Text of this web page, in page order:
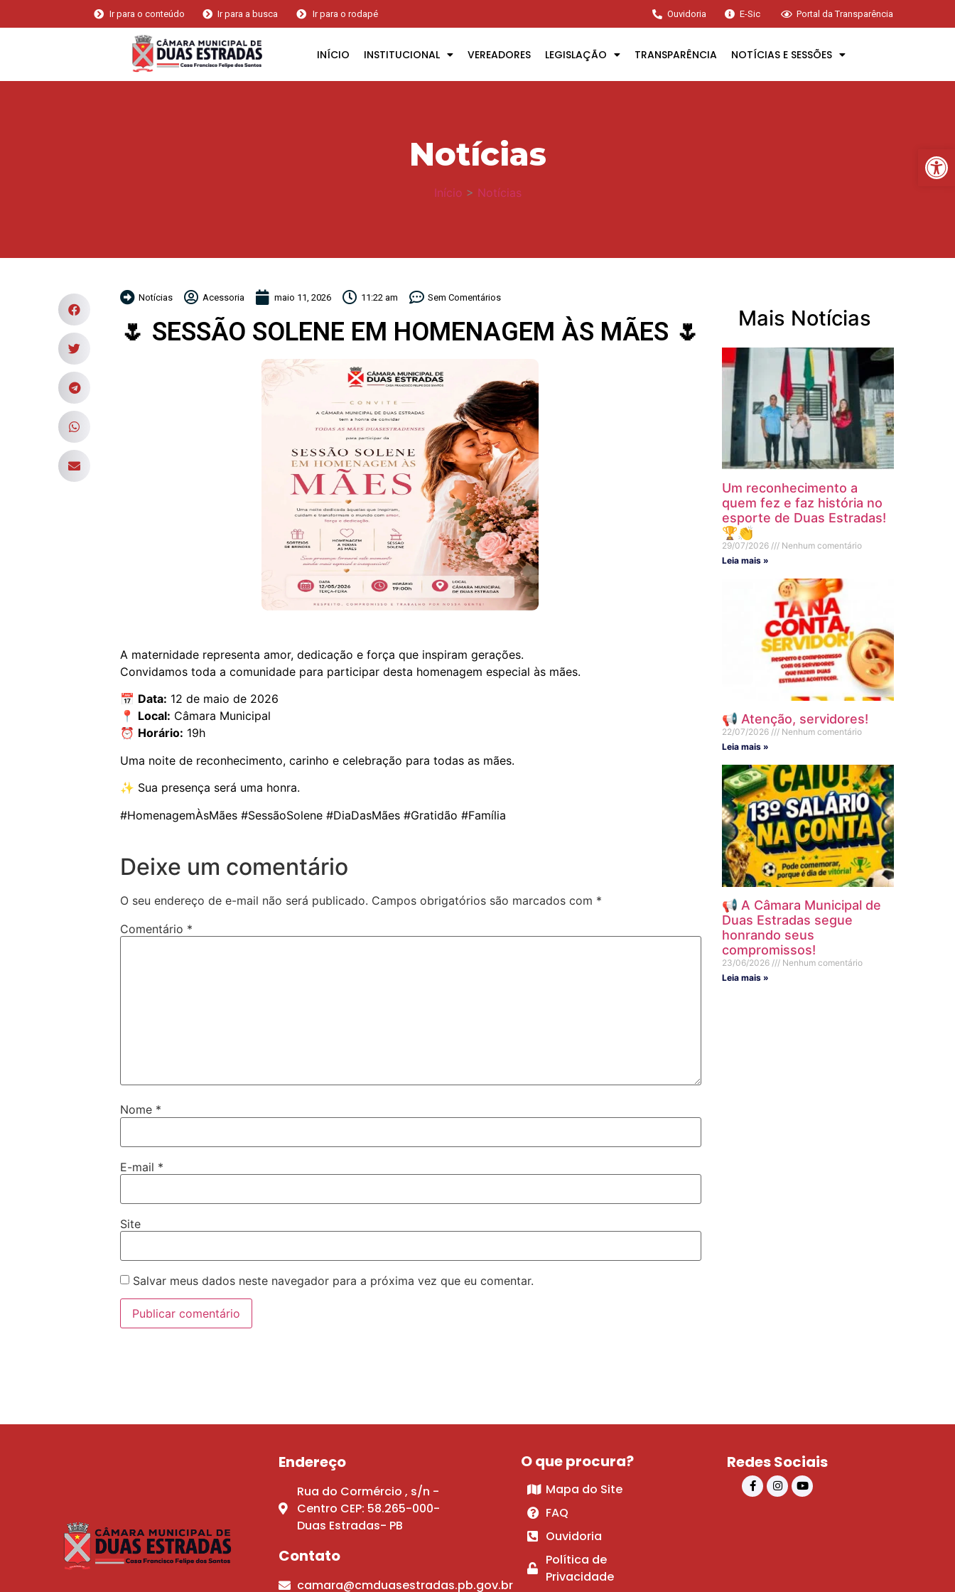
Ir para o conteúdo Ir para a busca Ir para o rodapé Ouvidoria E-Sic Portal da Transparência
INÍCIO INSTITUCIONAL VEREADORES LEGISLAÇÃO TRANSPARÊNCIA NOTÍCIAS E SESSÕES
Notícias
Início > Notícias
Notícias Acessoria maio 11, 2026 11:22 am Sem Comentários
🌷 SESSÃO SOLENE EM HOMENAGEM ÀS MÃES 🌷
A maternidade representa amor, dedicação e força que inspiram gerações.
Convidamos toda a comunidade para participar desta homenagem especial às mães.
📅 Data: 12 de maio de 2026
📍 Local: Câmara Municipal
⏰ Horário: 19h
Uma noite de reconhecimento, carinho e celebração para todas as mães.
✨ Sua presença será uma honra.
#HomenagemÀsMães #SessãoSolene #DiaDasMães #Gratidão #Família
Deixe um comentário
O seu endereço de e-mail não será publicado. Campos obrigatórios são marcados com *
Comentário *
Nome *
E-mail *
Site
Salvar meus dados neste navegador para a próxima vez que eu comentar.
Mais Notícias
Um reconhecimento a
quem fez e faz história no
esporte de Duas Estradas!
🏆👏
29/07/2026
Nenhum comentário
Leia mais »
📢 Atenção, servidores!
22/07/2026
Nenhum comentário
Leia mais »
📢 A Câmara Municipal de
Duas Estradas segue
honrando seus
compromissos!
23/06/2026
Nenhum comentário
Leia mais »
Endereço
Rua do Cormércio , s/n -
Centro CEP: 58.265-000-
Duas Estradas- PB
Contato
camara@cmduasestradas.pb.gov.br
O que procura?
Mapa do Site
FAQ
Ouvidoria
Política de
Privacidade
Redes Sociais